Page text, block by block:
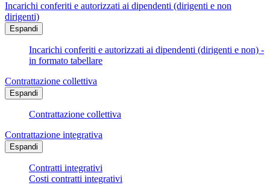
Incarichi conferiti e autorizzati ai dipendenti (dirigenti e non
dirigenti)
Espandi
Incarichi conferiti e autorizzati ai dipendenti (dirigenti e non) -
in formato tabellare
Contrattazione collettiva
Espandi
Contrattazione collettiva
Contrattazione integrativa
Espandi
Contratti integrativi
Costi contratti integrativi